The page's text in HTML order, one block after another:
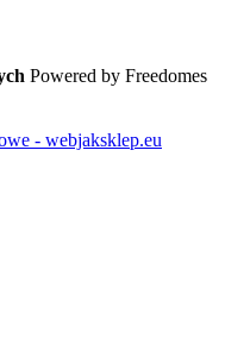
Powered by Freedomes